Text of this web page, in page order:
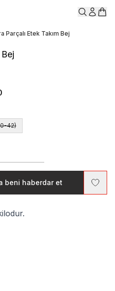
Parçalı Etek Takım Bej
42)
beni haberdar et